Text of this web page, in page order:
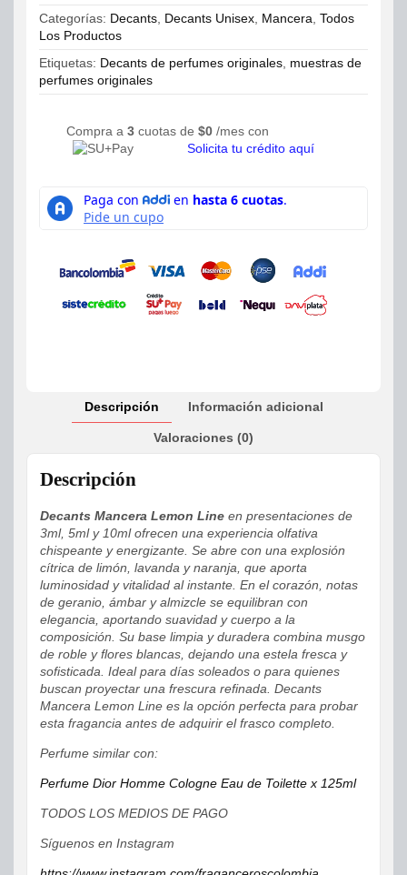
Categorías: Decants, Decants Unisex, Mancera, Todos
Los Productos
Etiquetas: Decants de perfumes originales, muestras de
perfumes originales
Compra a 3 cuotas de $0 /mes con
Solicita tu crédito aquí
Descripción Información adicional
Valoraciones (0)
Descripción
Decants Mancera Lemon Line en presentaciones de
3ml, 5ml y 10ml ofrecen una experiencia olfativa
chispeante y energizante. Se abre con una explosión
cítrica de limón, lavanda y naranja, que aporta
luminosidad y vitalidad al instante. En el corazón, notas
de geranio, ámbar y almizcle se equilibran con
elegancia, aportando suavidad y cuerpo a la
composición. Su base limpia y duradera combina musgo
de roble y flores blancas, dejando una estela fresca y
sofisticada. Ideal para días soleados o para quienes
buscan proyectar una frescura refinada. Decants
Mancera Lemon Line es la opción perfecta para probar
esta fragancia antes de adquirir el frasco completo.
Perfume similar con:
Perfume Dior Homme Cologne Eau de Toilette x 125ml
TODOS LOS MEDIOS DE PAGO
Síguenos en Instagram